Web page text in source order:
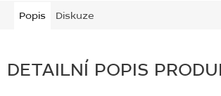
Popis Diskuze
DETAILNÍ POPIS